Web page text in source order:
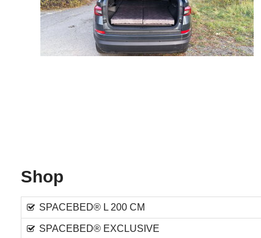
Shop
SPACEBED® L 200 CM
SPACEBED® EXCLUSIVE